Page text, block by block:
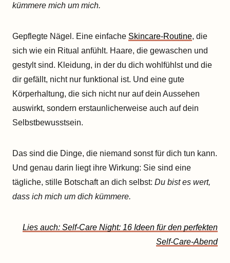
kümmere mich um mich.
Gepflegte Nägel. Eine einfache Skincare-Routine, die
sich wie ein Ritual anfühlt. Haare, die gewaschen und
gestylt sind. Kleidung, in der du dich wohlfühlst und die
dir gefällt, nicht nur funktional ist. Und eine gute
Körperhaltung, die sich nicht nur auf dein Aussehen
auswirkt, sondern erstaunlicherweise auch auf dein
Selbstbewusstsein.
Das sind die Dinge, die niemand sonst für dich tun kann.
Und genau darin liegt ihre Wirkung: Sie sind eine
tägliche, stille Botschaft an dich selbst: Du bist es wert,
dass ich mich um dich kümmere.
Lies auch: Self-Care Night: 16 Ideen für den perfekten
Self-Care-Abend